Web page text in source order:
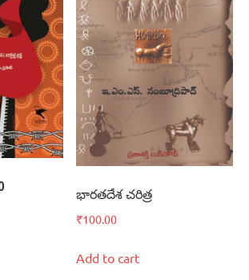
భారతదేశ చరిత్ర
₹100.00
Add to cart